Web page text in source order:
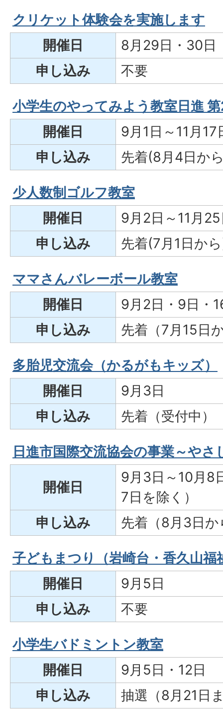
クリケット体験会を実施します
開催日
8月29日・30日
申し込み
不要
小学生のやってみよう教室日進
開催日
9月1日～11月17
申し込み
先着(8月4日か
少人数制ゴルフ教室
開催日
9月2日～11月
申し込み
先着(7月1日か
ママさんバレーボール教室
開催日
9月2日・9日・
申し込み
先着（7月15日
多胎児交流会（かるがもキッズ）
開催日
9月3日
申し込み
先着（受付中）
日進市国際交流協会の事業～やさ
開催日
9月3日～10月8
7日を除く）
申し込み
先着（8月3日か
子どもまつり（岩崎台・香久山福
開催日
9月5日
申し込み
不要
小学生バドミントン教室
開催日
9月5日・12日
申し込み
抽選（8月21日